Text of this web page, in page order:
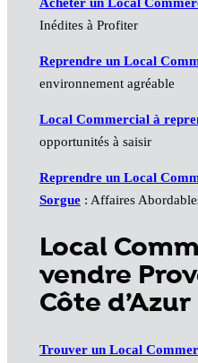
Inédites à Profiter
Reprendre un Local
environnement agréable
Local Commercial à
opportunités à saisir
Reprendre un Local
Sorgue: Affaires
Local
vendre
Côte d’Azur
Trouver un Local